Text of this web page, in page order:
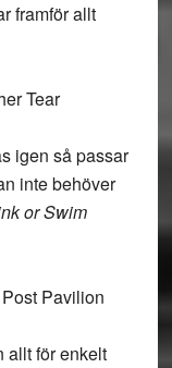
framför allt
Tear
igen så passar
inte behöver
or Swim
Pavilion
allt för enkelt